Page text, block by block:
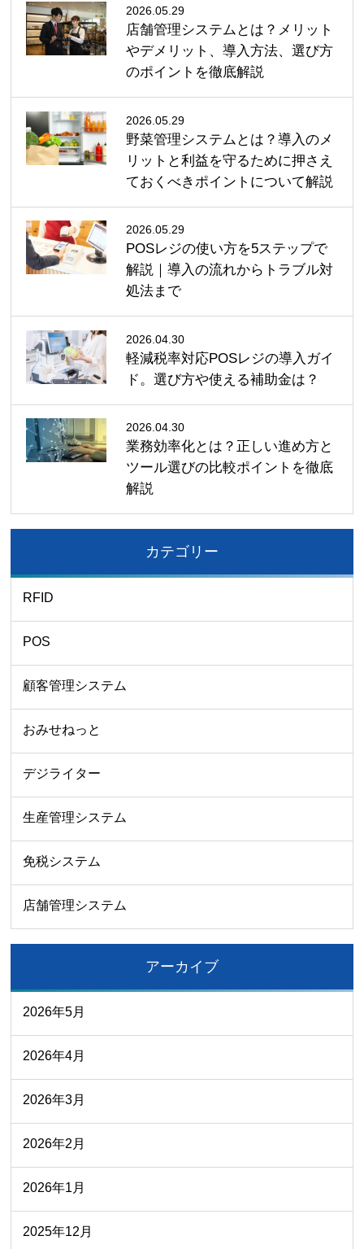
2026.05.29
店舗管理システムとは？メリット
やデメリット、導入方法、選び方
のポイントを徹底解説
2026.05.29
野菜管理システムとは？導入のメ
リットと利益を守るために押さえ
ておくべきポイントについて解説
2026.05.29
POSレジの使い方を5ステップで
解説｜導入の流れからトラブル対
処法まで
2026.04.30
軽減税率対応POSレジの導入ガイ
ド。選び方や使える補助金は？
2026.04.30
業務効率化とは？正しい進め方と
ツール選びの比較ポイントを徹底
解説
カテゴリー
RFID
POS
顧客管理システム
おみせねっと
デジライター
生産管理システム
免税システム
店舗管理システム
アーカイブ
2026年5月
2026年4月
2026年3月
2026年2月
2026年1月
2025年12月